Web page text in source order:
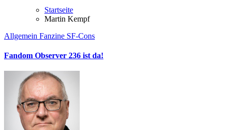
Startseite
Martin Kempf
Allgemein Fanzine SF-Cons
Fandom Observer 236 ist da!